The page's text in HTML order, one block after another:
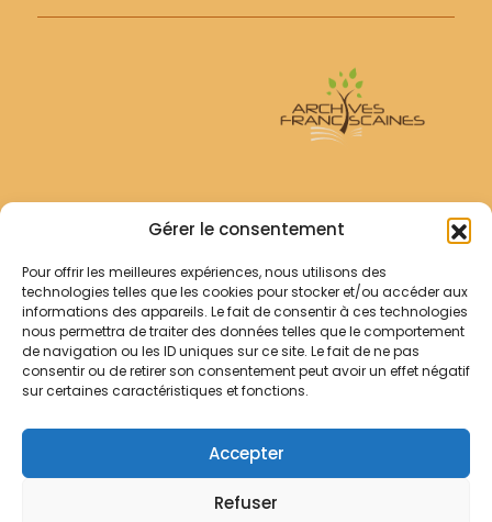
Gérer le consentement
Pour offrir les meilleures expériences, nous utilisons des
technologies telles que les cookies pour stocker et/ou accéder aux
informations des appareils. Le fait de consentir à ces technologies
nous permettra de traiter des données telles que le comportement
de navigation ou les ID uniques sur ce site. Le fait de ne pas
consentir ou de retirer son consentement peut avoir un effet négatif
sur certaines caractéristiques et fonctions.
Accepter
Refuser
Archives Franciscaines
RECHERCHER
Comment chercher ?
Les archives
Notre démarche
Contact